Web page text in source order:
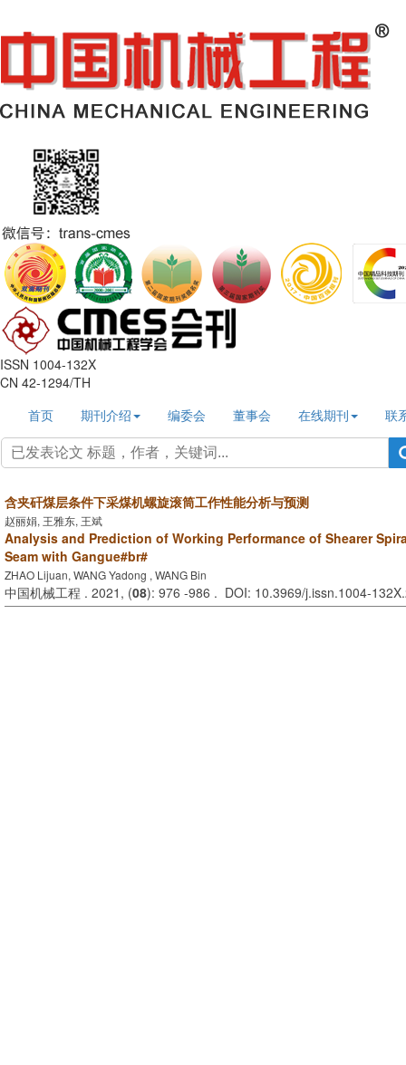
ISSN 1004-132X
CN 42-1294/TH
首页
期刊介绍 编委会 董事会 在线期刊 联
含夹矸煤层条件下采煤机螺旋滚筒工作性能分析与预测
赵丽娟, 王雅东, 王斌
Analysis and Prediction of Working Performance of Shearer
Seam with Gangue#br#
ZHAO Lijuan, WANG Yadong , WANG Bin
中国机械工程 . 2021, (08): 976 -986 . DOI: 10.3969/j.issn.1004-